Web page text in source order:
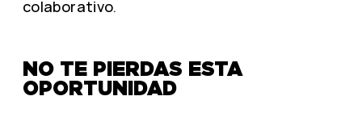
colaborativo.
NO TE PIERDAS ESTA
OPORTUNIDAD